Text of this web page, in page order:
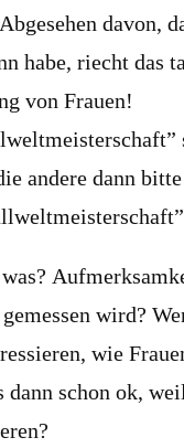
davon,
habe, riecht das
von Frauen!
andere dann
wird?
wie
dann schon ok,